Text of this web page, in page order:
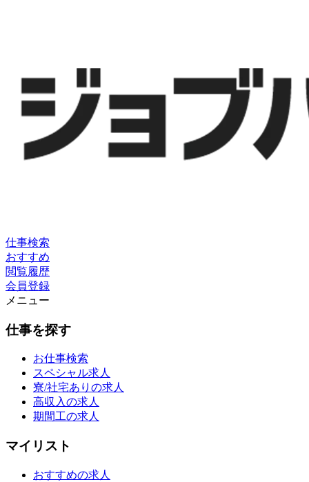
仕事検索
おすすめ
閲覧履歴
会員登録
メニュー
仕事を探す
お仕事検索
スペシャル求人
寮/社宅ありの求人
高収入の求人
期間工の求人
マイリスト
おすすめの求人